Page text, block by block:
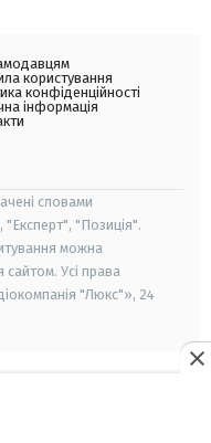
користування
конфіденційності
інформація
словами
"Позиція".
можна
Усі права
"Люкс"», 24